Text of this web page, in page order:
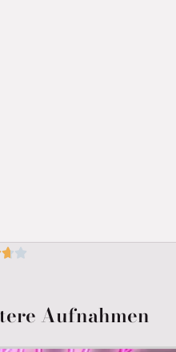

Aufnahmen